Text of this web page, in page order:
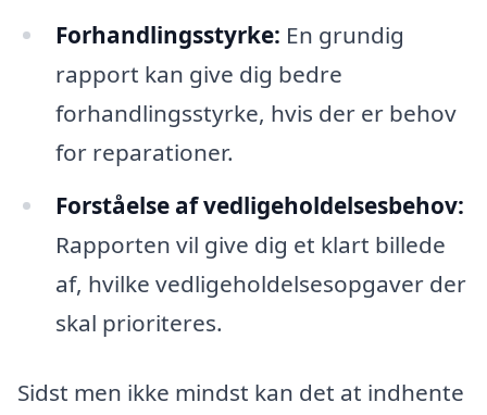
Forhandlingsstyrke: En grundig
rapport kan give dig bedre
forhandlingsstyrke, hvis der er behov
for reparationer.
Forståelse af vedligeholdelsesbehov:
Rapporten vil give dig et klart billede
af, hvilke vedligeholdelsesopgaver der
skal prioriteres.
Sidst men ikke mindst kan det at indhente